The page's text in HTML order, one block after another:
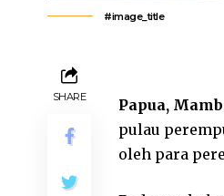
#image_title
SHARE Papua,
pulau
oleh para